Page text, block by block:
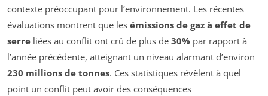
contexte préoccupant pour l’environnement. Les récentes
évaluations montrent que les émissions de gaz à effet de
serre liées au conflit ont crû de plus de 30% par rapport à
l’année précédente, atteignant un niveau alarmant d’environ
230 millions de tonnes. Ces statistiques révèlent à quel
point un conflit peut avoir des conséquences